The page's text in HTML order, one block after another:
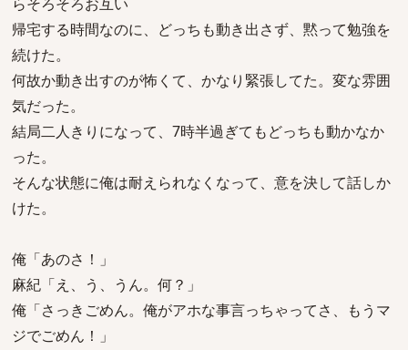
帰宅する時間なのに、どっちも動き出さず、黙って勉強を
続けた。
何故か動き出すのが怖くて、かなり緊張してた。変な雰囲
気だった。
結局二人きりになって、7時半過ぎてもどっちも動かなか
った。
そんな状態に俺は耐えられなくなって、意を決して話しか
けた。
俺「あのさ！」
麻紀「え、う、うん。何？」
俺「さっきごめん。俺がアホな事言っちゃってさ、もうマ
ジでごめん！」